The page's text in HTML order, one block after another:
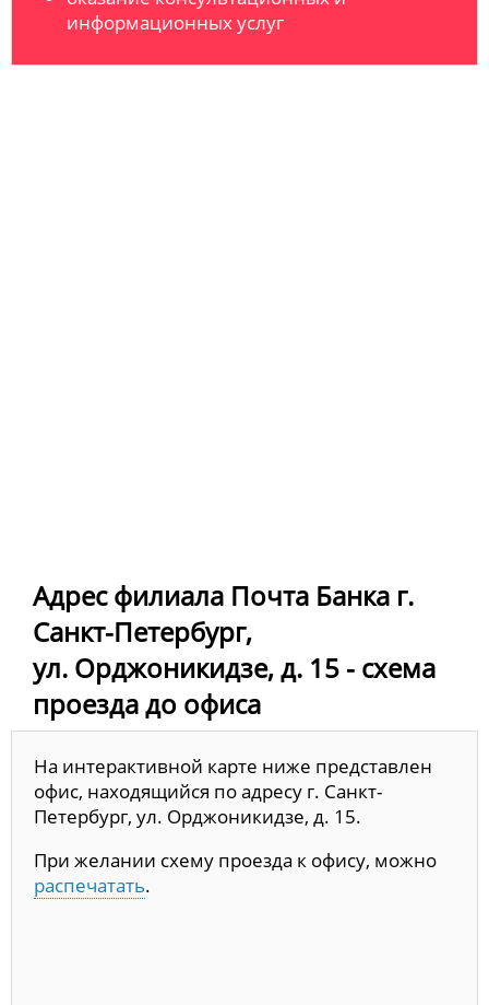
информационных услуг
Адрес филиала Почта Банка г.
Санкт-Петербург,
ул. Орджоникидзе, д. 15 - схема
проезда до офиса
На интерактивной карте ниже представлен
офис, находящийся по адресу г. Санкт-
Петербург, ул. Орджоникидзе, д. 15.
При желании схему проезда к офису, можно
распечатать.